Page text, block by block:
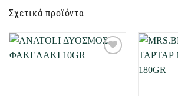
Σχετικά προϊόντα